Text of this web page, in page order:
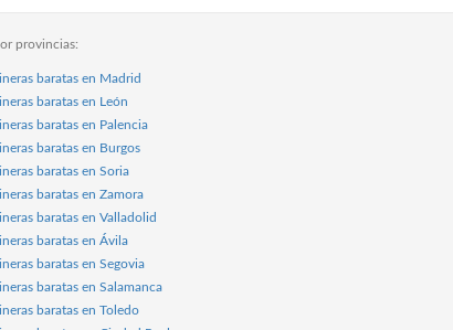
provincias:
baratas en Madrid
baratas en León
baratas en Palencia
baratas en Burgos
baratas en Soria
baratas en Zamora
baratas en Valladolid
baratas en Ávila
baratas en Segovia
baratas en Salamanca
baratas en Toledo